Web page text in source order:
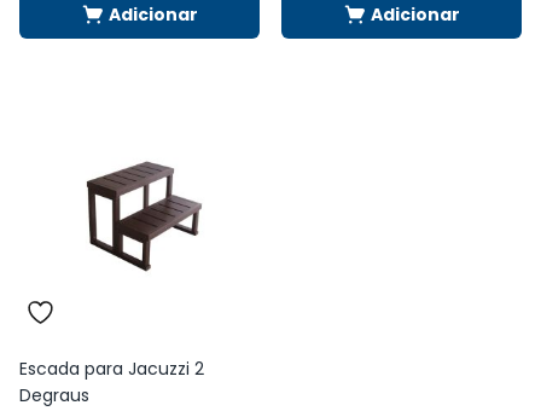
Adicionar Adicionar
Escada para Jacuzzi 2
Degraus